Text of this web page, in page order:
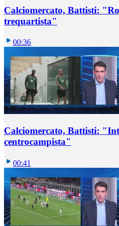
Calciomercato, Battisti:
trequartista"
00:36
Calciomercato, Battisti:
centrocampista"
00:41